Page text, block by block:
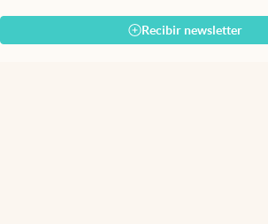
Recibir newsletter